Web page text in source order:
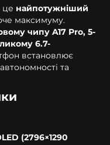
це найпотужніший
максимуму.
чипу A17 Pro, 5-
6.7-
встановлює
та
(2796×1290